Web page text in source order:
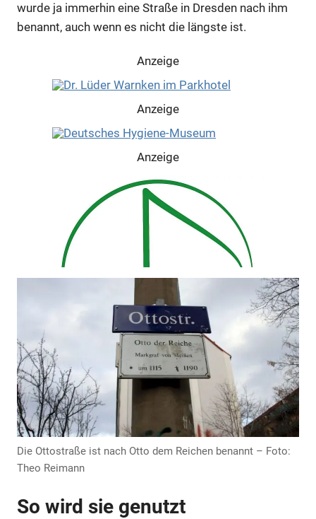
Anzeige
wurde ja immerhin eine Straße in Dresden nach ihm
benannt, auch wenn es nicht die längste ist.
Anzeige
Anzeige
Anzeige
Anzeige
Die Ottostraße ist nach Otto dem Reichen benannt – Foto:
Theo Reimann
So wird sie genutzt